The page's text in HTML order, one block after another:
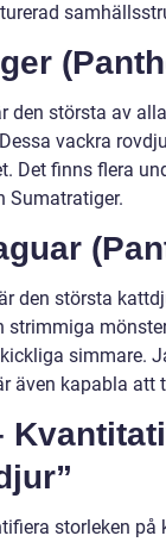
den största av
vackra
Det finns flera
Sumatratiger.
den största
strimmiga
simmare.
även kapabla att
storleken på